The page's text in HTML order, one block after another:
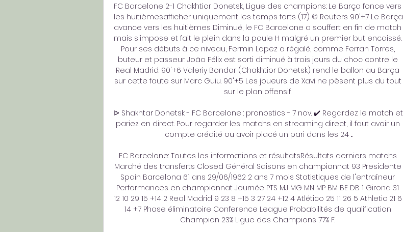
FC Barcelone 2-1 Chakhtior Donetsk, Ligue des champions: Le Barça fonce vers
les huitièmesafficher uniquement les temps forts (17) © Reuters 90'+7 Le Barça
avance vers les huitièmes Diminué, le FC Barcelone a souffert en fin de match
mais s'impose et fait le plein dans la poule H malgré un premier but encaissé.
Pour ses débuts à ce niveau, Fermin Lopez a régalé, comme Ferran Torres,
buteur et passeur. João Félix est sorti diminué à trois jours du choc contre le
Real Madrid. 90'+6 Valeriy Bondar (Chakhtior Donetsk) rend le ballon au Barça
sur cette faute sur Marc Guiu. 90'+5 Les joueurs de Xavi ne pèsent plus du tout
sur le plan offensif.
ᐉ Shakhtar Donetsk - FC Barcelone : pronostics - 7 nov. ✔️ Regardez le match et
pariez en direct. Pour regarder les matchs en streaming direct, il faut avoir un
compte crédité ou avoir placé un pari dans les 24 ...
FC Barcelone: Toutes les informations et résultatsRésultats derniers matchs
Marché des transferts Closed Général Saisons en championnat 93 Presidente
Spain Barcelona 61 ans 29/06/1962 2 ans 7 mois Statistiques de l'entraîneur
Performances en championnat Journée PTS MJ MG MN MP BM BE DB 1 Girona 31
12 10 29 15 +14 2 Real Madrid 9 23 8 +15 3 27 24 +12 4 Atlético 25 11 26 5 Athletic 21 6
14 +7 Phase éliminatoire Conference League Probabilités de qualification
Champion 23% Ligue des Champions 77% F.